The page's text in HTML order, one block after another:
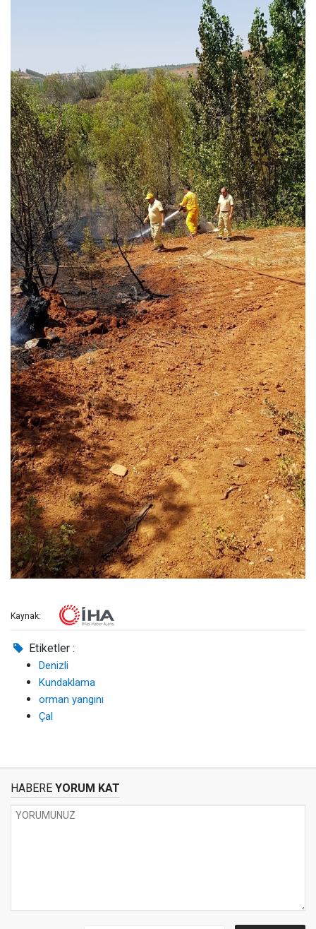
Kaynak:
Etiketler :
Denizli
Kundaklama
orman yangını
Çal
HABERE YORUM KAT